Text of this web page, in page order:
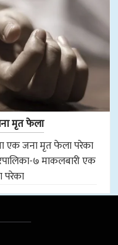
मृत फेला
एक जना मृत फेला परेका
७ माकलबारी एक